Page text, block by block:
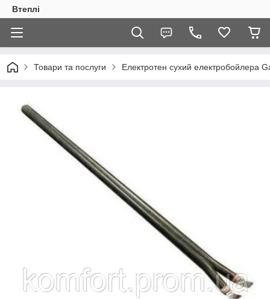
Втеплі
Товари та послуги Електротен сухий електробойлера